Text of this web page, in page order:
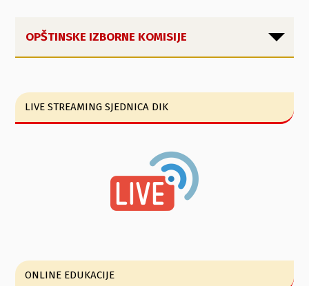
OPŠTINSKE IZBORNE KOMISIJE
LIVE STREAMING SJEDNICA DIK
ONLINE EDUKACIJE